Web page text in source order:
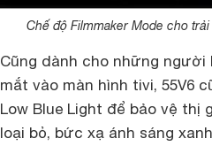
Chế độ Filmmaker Mode cho
Cũng dành cho những người
mắt vào màn hình tivi, 55V6
Low Blue Light để bảo vệ thị
loại bỏ, bức xạ ánh sáng